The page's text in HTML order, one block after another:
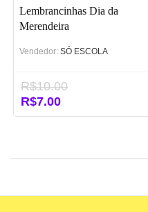
Lembrancinhas Dia da
Merendeira
Vendedor: SÓ ESCOLA
R$10.00
O
preço
R$10.00.
R$7.00O
preço
R$7.00.